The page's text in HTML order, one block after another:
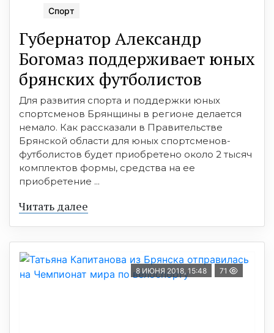
Спорт
Губернатор Александр
Богомаз поддерживает юных
брянских футболистов‍
Для развития спорта и поддержки юных
спортсменов Брянщины в регионе делается
немало. Как рассказали в Правительстве
Брянской области для юных спортсменов-
футболистов будет приобретено около 2 тысяч
комплектов формы, средства на ее
приобретение ...
Читать далее
8 ИЮНЯ 2018, 15:48 71